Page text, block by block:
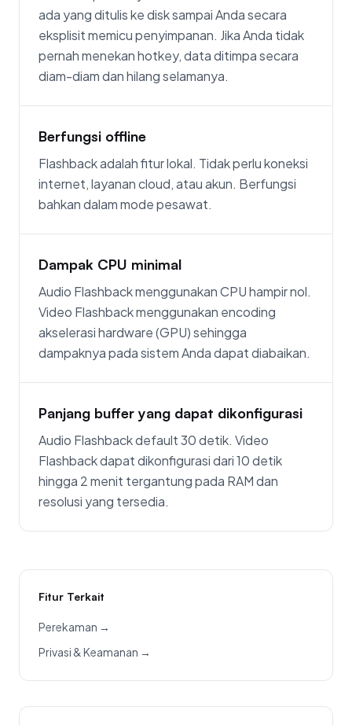
ada yang ditulis ke disk sampai Anda secara
eksplisit memicu penyimpanan. Jika Anda tidak
pernah menekan hotkey, data ditimpa secara
diam-diam dan hilang selamanya.
Berfungsi offline
Flashback adalah fitur lokal. Tidak perlu koneksi
internet, layanan cloud, atau akun. Berfungsi
bahkan dalam mode pesawat.
Dampak CPU minimal
Audio Flashback menggunakan CPU hampir nol.
Video Flashback menggunakan encoding
akselerasi hardware (GPU) sehingga
dampaknya pada sistem Anda dapat diabaikan.
Panjang buffer yang dapat dikonfigurasi
Audio Flashback default 30 detik. Video
Flashback dapat dikonfigurasi dari 10 detik
hingga 2 menit tergantung pada RAM dan
resolusi yang tersedia.
Fitur Terkait
Perekaman →
Privasi & Keamanan →